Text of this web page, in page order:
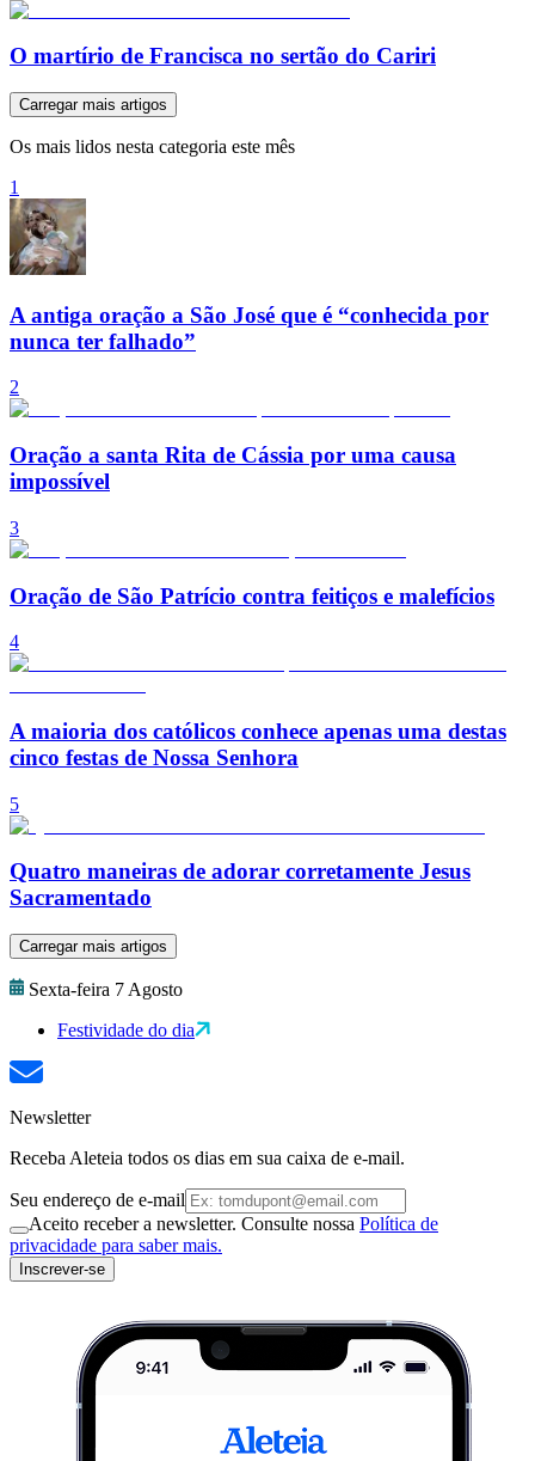
O martírio de Francisca no sertão do Cariri
Carregar mais artigos
Os mais lidos nesta categoria este mês
1
A antiga oração a São José que é “conhecida por
nunca ter falhado”
2
Oração a santa Rita de Cássia por uma causa
impossível
3
Oração de São Patrício contra feitiços e malefícios
4
A maioria dos católicos conhece apenas uma destas
cinco festas de Nossa Senhora
5
Quatro maneiras de adorar corretamente Jesus
Sacramentado
Carregar mais artigos
Sexta-feira 7 Agosto
Festividade do dia
Newsletter
Receba Aleteia todos os dias em sua caixa de e-mail.
Seu endereço de e-mail
Aceito receber a newsletter. Consulte nossa Política de
privacidade para saber mais.
Inscrever-se